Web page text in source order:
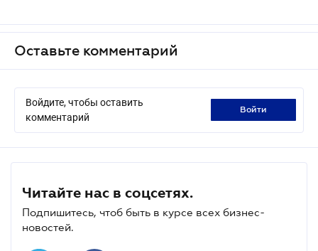
Оставьте комментарий
Войдите, чтобы оставить
комментарий
войти
Читайте нас в соцсетях.
Подпишитесь, чтоб быть в курсе всех бизнес-
новостей.